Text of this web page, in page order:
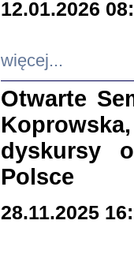
12.01.2026
więcej...
Otwarte
dyskursy
Polsce
28.11.2025